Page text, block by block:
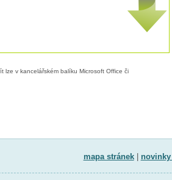
lze v kancelářském balíku Microsoft Office či
mapa stránek| novinky